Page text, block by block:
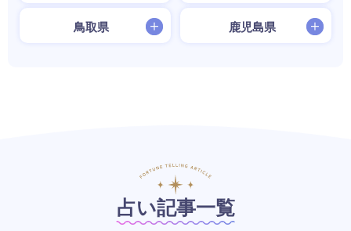
鳥取県 鹿児島県
占い記事一覧